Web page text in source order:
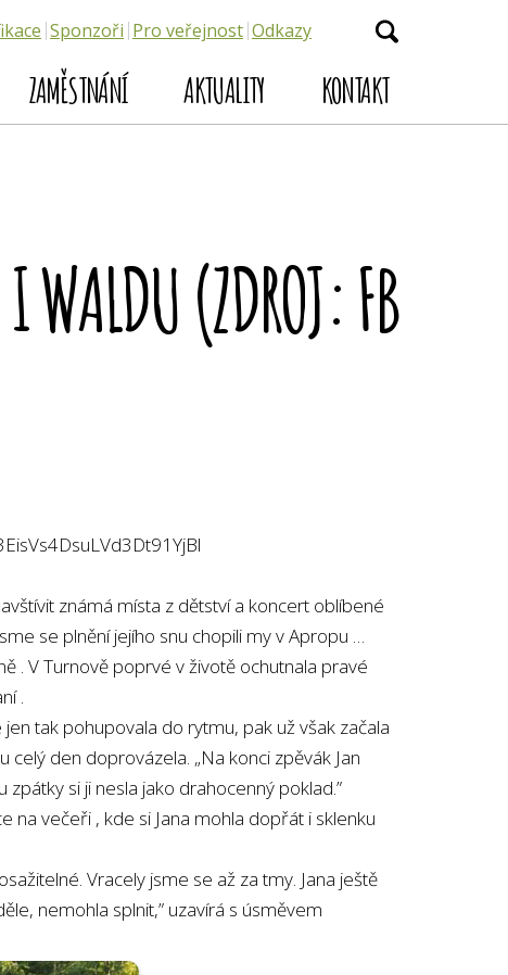
ZAMĚSTNÁNÍ AKTUALITY KONTAKT
Sponzoři Pro veřejnost Odkazy
WALDU (ZDROJ: FB
známá místa z dětství a koncert oblíbené
se plnění jejího snu chopili my v Apropu …
. V Turnově poprvé v životě ochutnala pravé
.
jen tak pohupovala do rytmu, pak už však začala
den doprovázela. „Na konci zpěvák Jan
zpátky si ji nesla jako drahocenný poklad.”
na večeři , kde si Jana mohla dopřát i sklenku
Vracely jsme se až za tmy. Jana ještě
nemohla splnit,” uzavírá s úsměvem